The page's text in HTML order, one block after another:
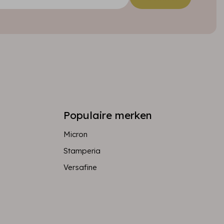
Populaire merken
Micron
Stamperia
Versafine